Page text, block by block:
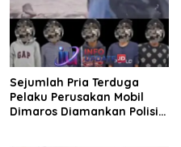
Sejumlah Pria Terduga
Pelaku Perusakan Mobil
Dimaros Diamankan Polisi.